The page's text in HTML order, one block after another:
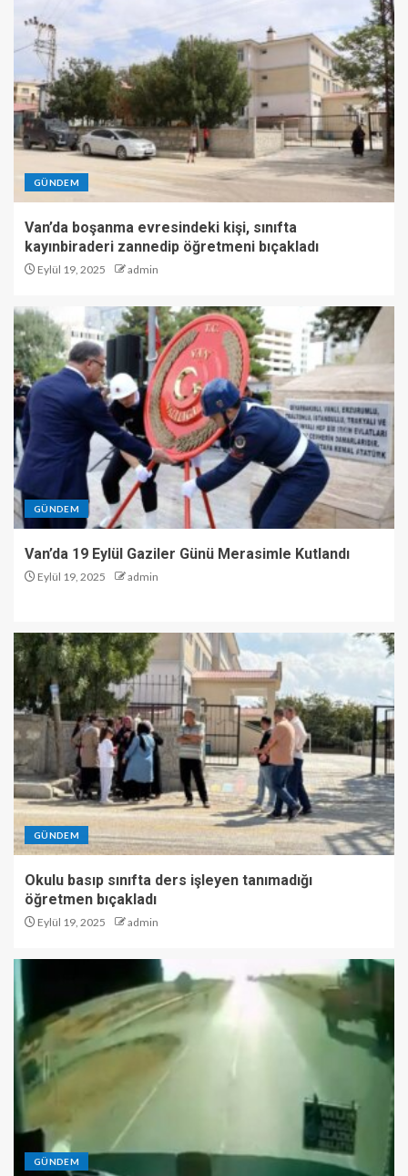
GÜNDEM
Van’da boşanma evresindeki kişi, sınıfta
kayınbiraderi zannedip öğretmeni bıçakladı
Eylül 19, 2025 admin
GÜNDEM
Van’da 19 Eylül Gaziler Günü Merasimle Kutlandı
Eylül 19, 2025 admin
GÜNDEM
Okulu basıp sınıfta ders işleyen tanımadığı
öğretmen bıçakladı
Eylül 19, 2025 admin
GÜNDEM